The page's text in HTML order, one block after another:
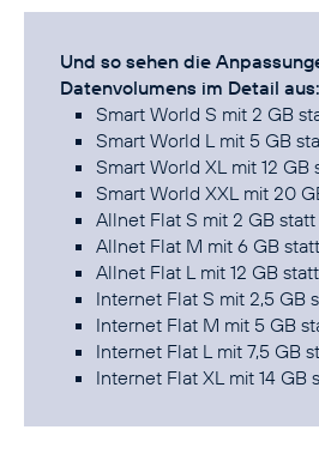
Und so sehen die
Datenvolumens im Detail aus:
Smart World S mit 2 GB
Smart World L mit 5 GB
Smart World XL mit 12 GB
Smart World XXL mit 20
Allnet Flat S mit 2 GB
Allnet Flat M mit 6 GB
Allnet Flat L mit 12 GB
Internet Flat S mit 2,5 GB
Internet Flat M mit 5 GB
Internet Flat L mit 7,5 GB
Internet Flat XL mit 14 GB